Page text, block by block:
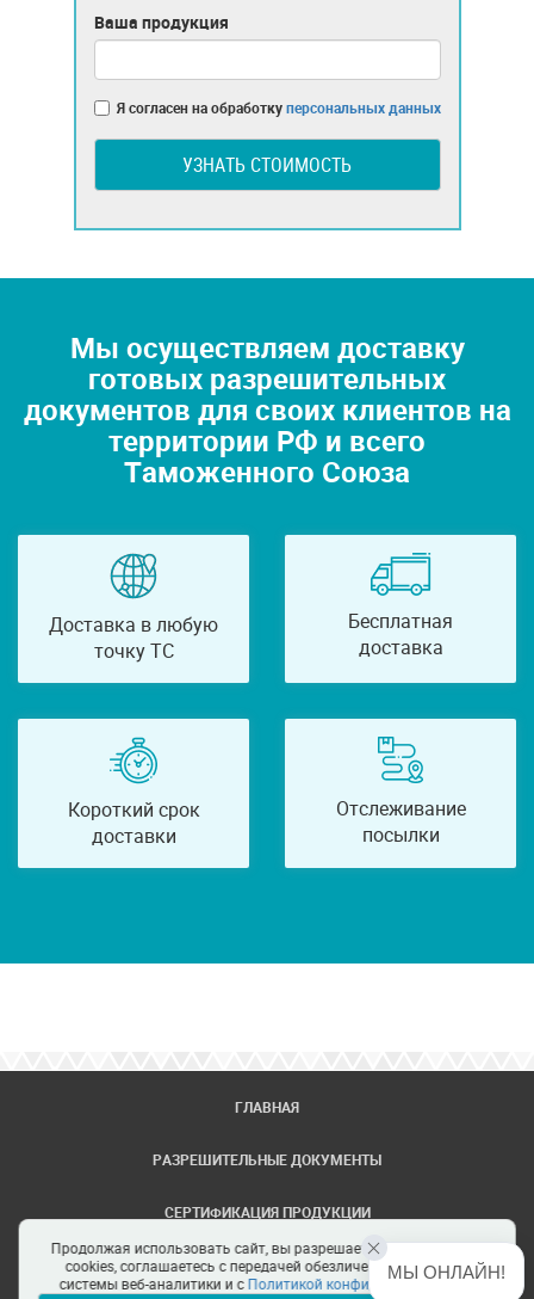
Ваша продукция
Я согласен на обработкуперсональных данных
УЗНАТЬ СТОИМОСТЬ
Мы осуществляем доставку
готовых разрешительных
документов для своих клиентов на
территории РФ и всего
Таможенного Союза
Доставка в любую
точку ТС
Бесплатная
доставка
Короткий срок
доставки
Отслеживание
посылки
ГЛАВНАЯ
РАЗРЕШИТЕЛЬНЫЕ ДОКУМЕНТЫ
СЕРТИФИКАЦИЯ ПРОДУКЦИИ
ЗАДАТЬ ВОПРОС
Продолжая использовать сайт, вы разрешаете использование
cookies, соглашаетесь с передачей обезличенных данных в
системы веб-аналитики и сПолитикой конфиденциальности
МЫ ОНЛАЙН!